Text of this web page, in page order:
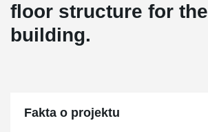
floor structure for the
building.
Fakta o projektu